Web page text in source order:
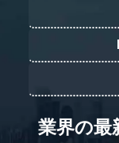
業界の最